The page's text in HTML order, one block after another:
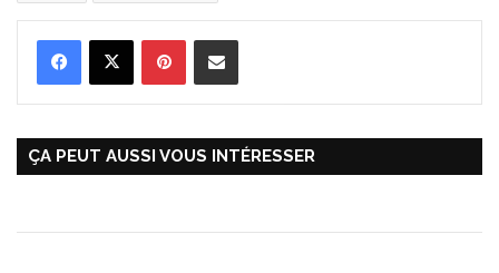
ÇA PEUT AUSSI VOUS INTÉRESSER